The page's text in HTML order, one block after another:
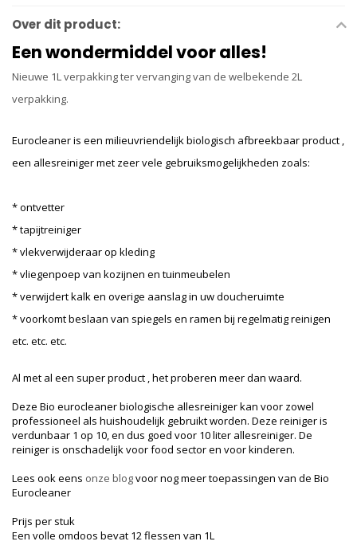
Over dit product:
Een wondermiddel voor alles!
Nieuwe 1L verpakking ter vervanging van de welbekende 2L
verpakking.
Eurocleaner is een milieuvriendelijk biologisch afbreekbaar product ,
een allesreiniger met zeer vele gebruiksmogelijkheden zoals:
* ontvetter
* tapijtreiniger
* vlekverwijderaar op kleding
* vliegenpoep van kozijnen en tuinmeubelen
* verwijdert kalk en overige aanslag in uw doucheruimte
* voorkomt beslaan van spiegels en ramen bij regelmatig reinigen
etc. etc. etc.
Al met al een super product , het proberen meer dan waard.
Deze Bio eurocleaner biologische allesreiniger kan voor zowel
professioneel als huishoudelijk gebruikt worden. Deze reiniger is
verdunbaar 1 op 10, en dus goed voor 10 liter allesreiniger. De
reiniger is onschadelijk voor food sector en voor kinderen.
Lees ook eens onze blogvoor nog meer toepassingen van de Bio
Eurocleaner
Prijs per stuk
Een volle omdoos bevat 12 flessen van 1L